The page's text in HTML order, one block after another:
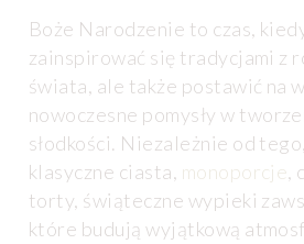
Boże Narodzenie to czas,
zainspirować się tradycjami z
świata, ale także postawić na
nowoczesne pomysły w
słodkości. Niezależnie od
klasyczne ciasta, monoporcje,
torty, świąteczne wypieki
które budują wyjątkową